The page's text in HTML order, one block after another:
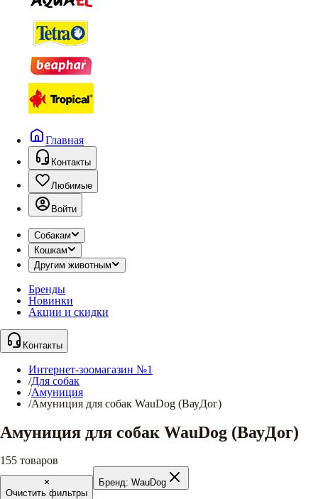
Главная
Контакты
Любимые
Войти
Собакам
Кошкам
Другим животным
Бренды
Новинки
Акции и скидки
Контакты
Интернет-зоомагазин №1
/Для собак
/Амуниция
/Амуниция для собак WauDog (ВауДог)
Амуниция для собак WauDog (ВауДог)
155 товаров
Очистить фильтры
Бренд: WauDog